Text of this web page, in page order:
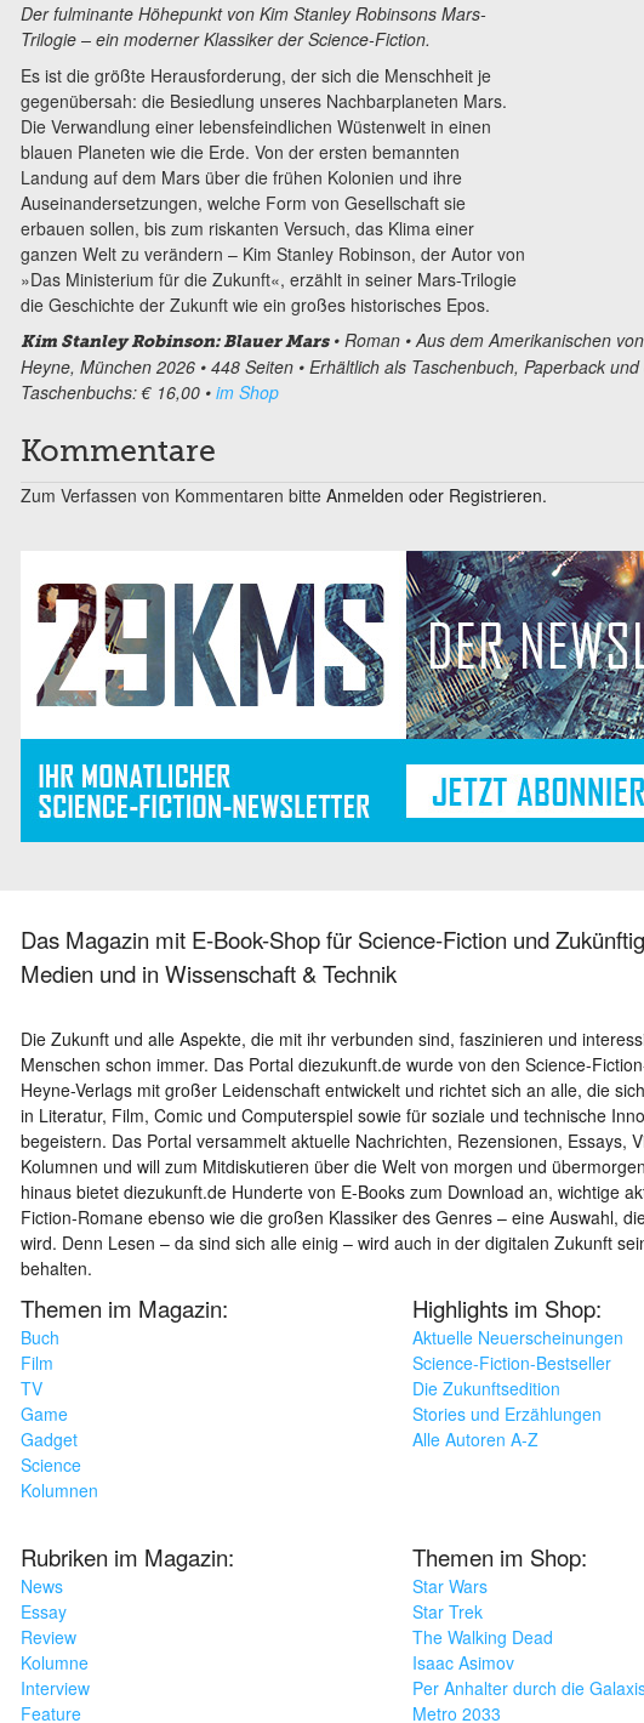
Der fulminante Höhepunkt von Kim Stanley Robinsons Mars-
Trilogie – ein moderner Klassiker der Science-Fiction.
Es ist die größte Herausforderung, der sich die Menschheit je
gegenübersah: die Besiedlung unseres Nachbarplaneten Mars.
Die Verwandlung einer lebensfeindlichen Wüstenwelt in einen
blauen Planeten wie die Erde. Von der ersten bemannten
Landung auf dem Mars über die frühen Kolonien und ihre
Auseinandersetzungen, welche Form von Gesellschaft sie
erbauen sollen, bis zum riskanten Versuch, das Klima einer
ganzen Welt zu verändern – Kim Stanley Robinson, der Autor von
»Das Ministerium für die Zukunft«, erzählt in seiner Mars-Trilogie
die Geschichte der Zukunft wie ein großes historisches Epos.
Kim Stanley Robinson: Blauer Mars• Roman • Aus dem Amerikanischen
Heyne, München 2026 • 448 Seiten • Erhältlich als Taschenbuch, Paperback und
Taschenbuchs: € 16,00 • im Shop
Kommentare
Zum Verfassen von Kommentaren bitte Anmelden oder Registrieren.
Das Magazin mit E-Book-Shop für Science-Fiction und
Medien und in Wissenschaft & Technik
Die Zukunft und alle Aspekte, die mit ihr verbunden sind, faszinieren und
Menschen schon immer. Das Portal diezukunft.de wurde von den Science-
Heyne-Verlags mit großer Leidenschaft entwickelt und richtet sich an alle, die
in Literatur, Film, Comic und Computerspiel sowie für soziale und technische
begeistern. Das Portal versammelt aktuelle Nachrichten, Rezensionen, Essays,
Kolumnen und will zum Mitdiskutieren über die Welt von morgen und
hinaus bietet diezukunft.de Hunderte von E-Books zum Download an, wichtige
Fiction-Romane ebenso wie die großen Klassiker des Genres – eine Auswahl,
wird. Denn Lesen – da sind sich alle einig – wird auch in der digitalen Zukunft
behalten.
Themen im Magazin:
Buch
Film
TV
Game
Gadget
Science
Kolumnen
Highlights im Shop:
Aktuelle Neuerscheinungen
Science-Fiction-Bestseller
Die Zukunftsedition
Stories und Erzählungen
Alle Autoren A-Z
Rubriken im Magazin:
News
Essay
Review
Kolumne
Interview
Feature
Themen im Shop:
Star Wars
Star Trek
The Walking Dead
Isaac Asimov
Per Anhalter durch die
Metro 2033